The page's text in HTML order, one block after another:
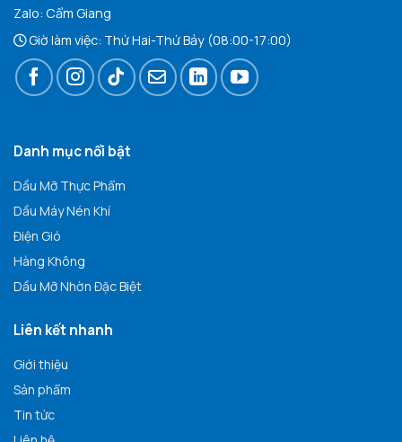
Zalo: Cẩm Giang
Giờ làm việc: Thứ Hai-Thứ Bảy (08:00-17:00)
Danh mục nổi bật
Dầu Mỡ Thực Phẩm
Dầu Máy Nén Khí
Điện Gió
Hàng Không
Dầu Mỡ Nhờn Đặc Biệt
Liên kết nhanh
Giới thiệu
Sản phẩm
Tin tức